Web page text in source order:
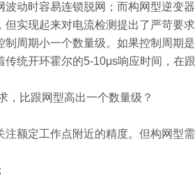
动时容易连锁脱网；而构网型逆变
实现起来对电流检测提出了严苛要求
周期小一个数量级。如果控制周期
统开环霍尔的5-10μs响应时间，在
，比跟网型高出一个数量级？
额定工作点附近的精度。但构网型